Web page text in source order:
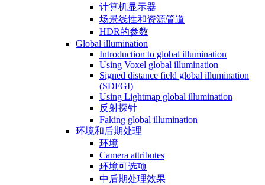
计算机显示器
场景线性和资源管道
HDR的参数
Global illumination
Introduction to global illumination
Using Voxel global illumination
Signed distance field global illumination
(SDFGI)
Using Lightmap global illumination
反射探针
Faking global illumination
环境和后期处理
环境
Camera attributes
环境可选项
中后期处理效果